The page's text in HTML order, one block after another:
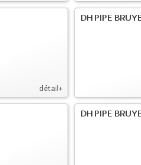
détail+
DH PIPE
DH PIPE